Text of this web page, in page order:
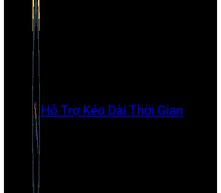
Hỗ Trợ Kéo Dài Thời Gian